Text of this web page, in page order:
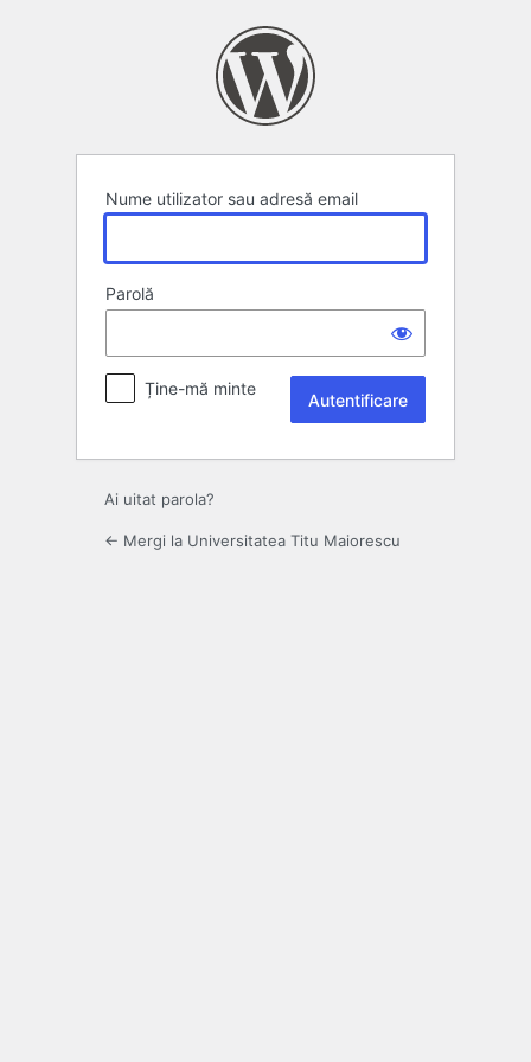
Nume utilizator sau adresă email
Parolă
Ține-mă minte
Ai uitat parola?
← Mergi la Universitatea Titu Maiorescu